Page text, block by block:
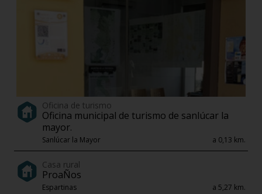
Oficina de turismo
Oficina municipal de turismo de sanlúcar la
mayor.
Sanlúcar la Mayor a 0,13 km.
Casa rural
ProaÑos
Espartinas a 5,27 km.